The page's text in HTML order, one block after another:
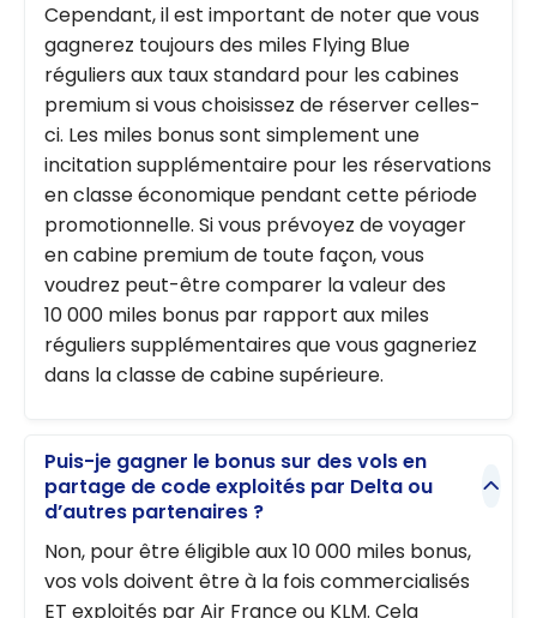
Cependant, il est important de noter que vous
gagnerez toujours des miles Flying Blue
réguliers aux taux standard pour les cabines
premium si vous choisissez de réserver celles-
ci. Les miles bonus sont simplement une
incitation supplémentaire pour les réservations
en classe économique pendant cette période
promotionnelle. Si vous prévoyez de voyager
en cabine premium de toute façon, vous
voudrez peut-être comparer la valeur des
10 000 miles bonus par rapport aux miles
réguliers supplémentaires que vous gagneriez
dans la classe de cabine supérieure.
Puis-je gagner le bonus sur des vols en
partage de code exploités par Delta ou
d’autres partenaires ?
Non, pour être éligible aux 10 000 miles bonus,
vos vols doivent être à la fois commercialisés
ET exploités par Air France ou KLM. Cela